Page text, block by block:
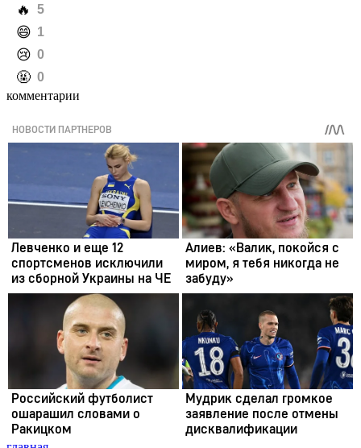
️🔥 5
️😄 1
️😢 0
️🤬 0
комментарии